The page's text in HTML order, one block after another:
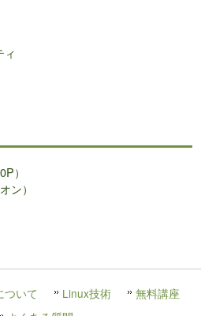
）
ン）
ついて Linux技術
無料講座